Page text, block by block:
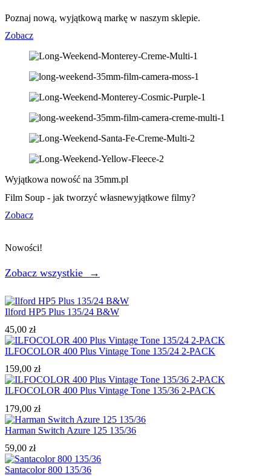
Poznaj nową, wyjątkową markę w naszym sklepie.
Zobacz
Wyjątkowa nowość na 35mm.pl
Film Soup - jak tworzyć własnewyjątkowe filmy?
Zobacz
Nowości!
Zobacz wszystkie →
Ilford HP5 Plus 135/24 B&W
45,00 zł
ILFOCOLOR 400 Plus Vintage Tone 135/24 2-PACK
159,00 zł
ILFOCOLOR 400 Plus Vintage Tone 135/36 2-PACK
179,00 zł
Harman Switch Azure 125 135/36
59,00 zł
Santacolor 800 135/36